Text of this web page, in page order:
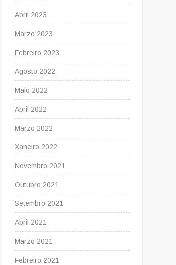
Abril 2023
Marzo 2023
Febreiro 2023
Agosto 2022
Maio 2022
Abril 2022
Marzo 2022
Xaneiro 2022
Novembro 2021
Outubro 2021
Setembro 2021
Abril 2021
Marzo 2021
Febreiro 2021